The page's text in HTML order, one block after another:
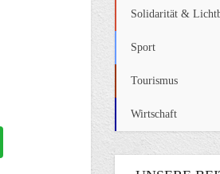
Solidarität &
Sport
Tourismus
Wirtschaft